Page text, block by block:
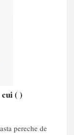
cui( )
pereche de